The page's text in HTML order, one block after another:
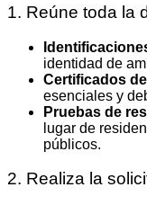
1. Reúne toda la
identidad de
Certificados
esenciales y
Pruebas de
lugar de
públicos.
2. Realiza la